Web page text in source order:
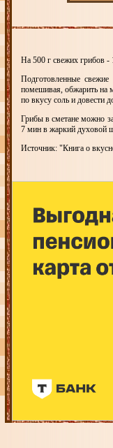
На 500 г свежих грибов -
Подготовленные
помешивая, обжарить на
по вкусу соль и довести
Грибы в сметане можно
7 мин в жаркий духовой
Источник: "Книга о